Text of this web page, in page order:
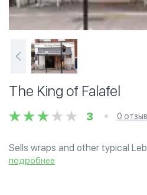
The King of Falafel
3 0
Sells wraps and other typical
small tables, but mainly a
подробнее